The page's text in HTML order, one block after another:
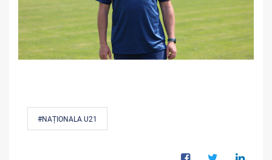
#NAȚIONALA U21